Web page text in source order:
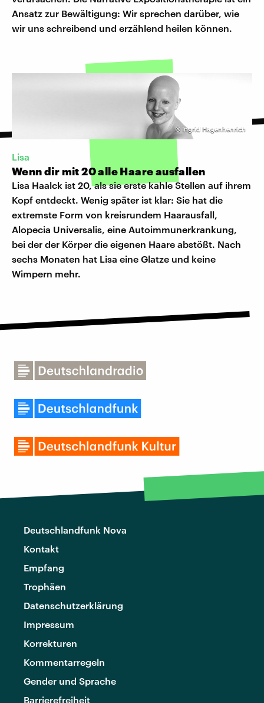
Ansatz zur Bewältigung: Wir sprechen darüber, wie
wir uns schreibend und erzählend heilen können.
© Ingrid Hagenhenrich
Lisa
Wenn dir mit 20 alle Haare ausfallen
Lisa Haalck ist 20, als sie erste kahle Stellen auf ihrem
Kopf entdeckt. Wenig später ist klar: Sie hat die
extremste Form von kreisrundem Haarausfall,
Alopecia Universalis, eine Autoimmunerkrankung,
bei der der Körper die eigenen Haare abstößt. Nach
sechs Monaten hat Lisa eine Glatze und keine
Wimpern mehr.
Deutschlandfunk Nova
Kontakt
Empfang
Trophäen
Datenschutzerklärung
Impressum
Korrekturen
Kommentarregeln
Gender und Sprache
Barrierefreiheit